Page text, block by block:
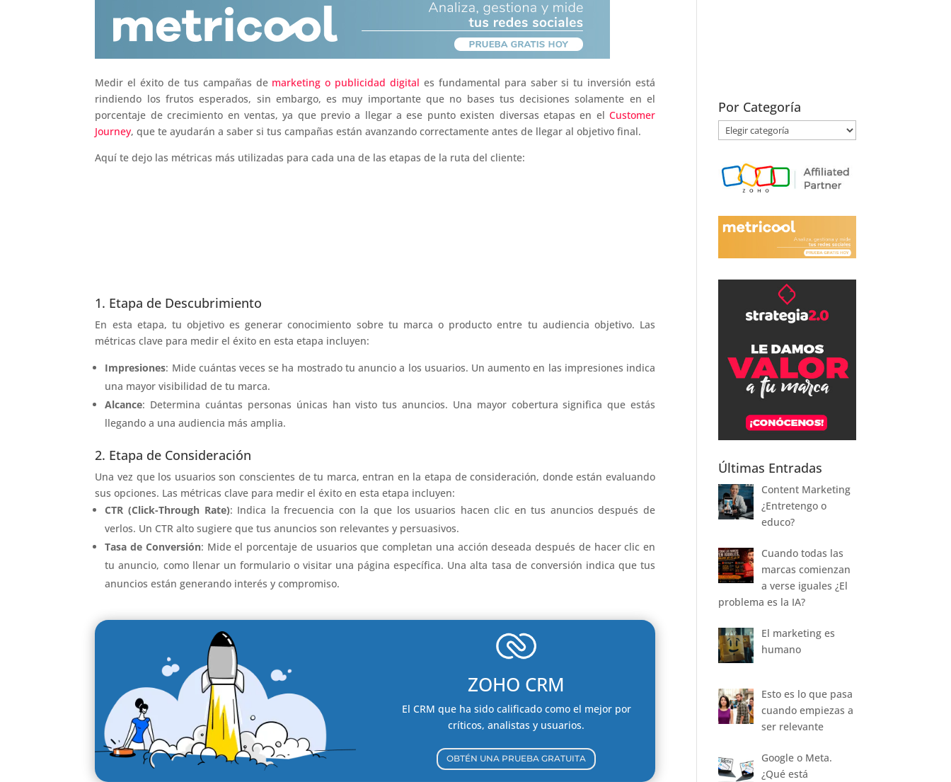
b
o
o
k
r A
p
dI
n
a
m
ar
ti
r
Medir el éxito de tus campañas de marketing o publicidad digital es fundamental para saber si tu inversión está
rindiendo los frutos esperados, sin embargo, es muy importante que no bases tus decisiones solamente en el
porcentaje de crecimiento en ventas, ya que previo a llegar a ese punto existen diversas etapas en elCustomer
Journey, que te ayudarán a saber si tus campañas están avanzando correctamente antes de llegar al objetivo final.
Aquí te dejo las métricas más utilizadas para cada una de las etapas de la ruta del cliente:
1. Etapa de Descubrimiento
En esta etapa, tu objetivo es generar conocimiento sobre tu marca o producto entre tu audiencia objetivo. Las
métricas clave para medir el éxito en esta etapa incluyen:
Impresiones: Mide cuántas veces se ha mostrado tu anuncio a los usuarios. Un aumento en las impresiones indica
una mayor visibilidad de tu marca.
Alcance: Determina cuántas personas únicas han visto tus anuncios. Una mayor cobertura significa que estás
llegando a una audiencia más amplia.
2. Etapa de Consideración
Una vez que los usuarios son conscientes de tu marca, entran en la etapa de consideración, donde están evaluando
sus opciones. Las métricas clave para medir el éxito en esta etapa incluyen:
CTR (Click-Through Rate): Indica la frecuencia con la que los usuarios hacen clic en tus anuncios después de
verlos. Un CTR alto sugiere que tus anuncios son relevantes y persuasivos.
Tasa de Conversión: Mide el porcentaje de usuarios que completan una acción deseada después de hacer clic en
tu anuncio, como llenar un formulario o visitar una página específica. Una alta tasa de conversión indica que tus
anuncios están generando interés y compromiso.
ZOHO CRM
El CRM que ha sido calificado como el mejor por
críticos, analistas y usuarios.
OBTÉN UNA PRUEBA GRATUITA
Por Categoría
Por
Categoría
Últimas Entradas
Content Marketing
¿Entretengo o
educo?
Cuando todas las
marcas comienzan
a verse iguales ¿El
problema es la IA?
El marketing es
humano
Esto es lo que pasa
cuando empiezas a
ser relevante
Google o Meta.
¿Qué está